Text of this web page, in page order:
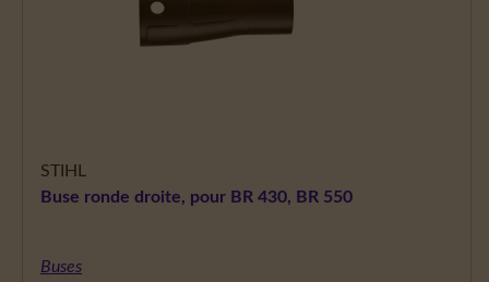
STIHL
Buse ronde droite, pour BR 430, BR 550
Buses